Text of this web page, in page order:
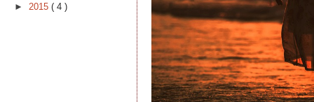
► 2015 ( 4 )